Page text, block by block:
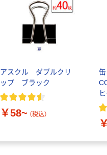
アスクル ダブルクリ
ップ ブラック
￥58~ （税込）